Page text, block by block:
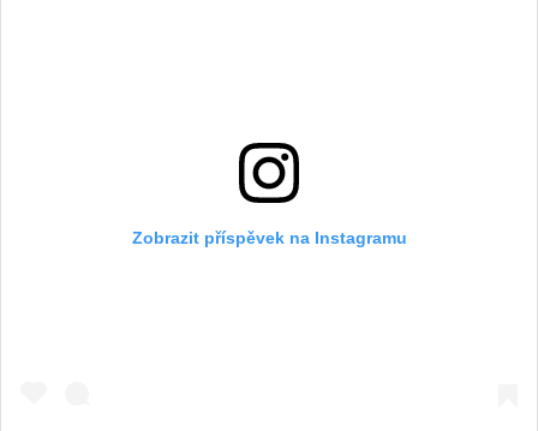
Zobrazit příspěvek na Instagramu